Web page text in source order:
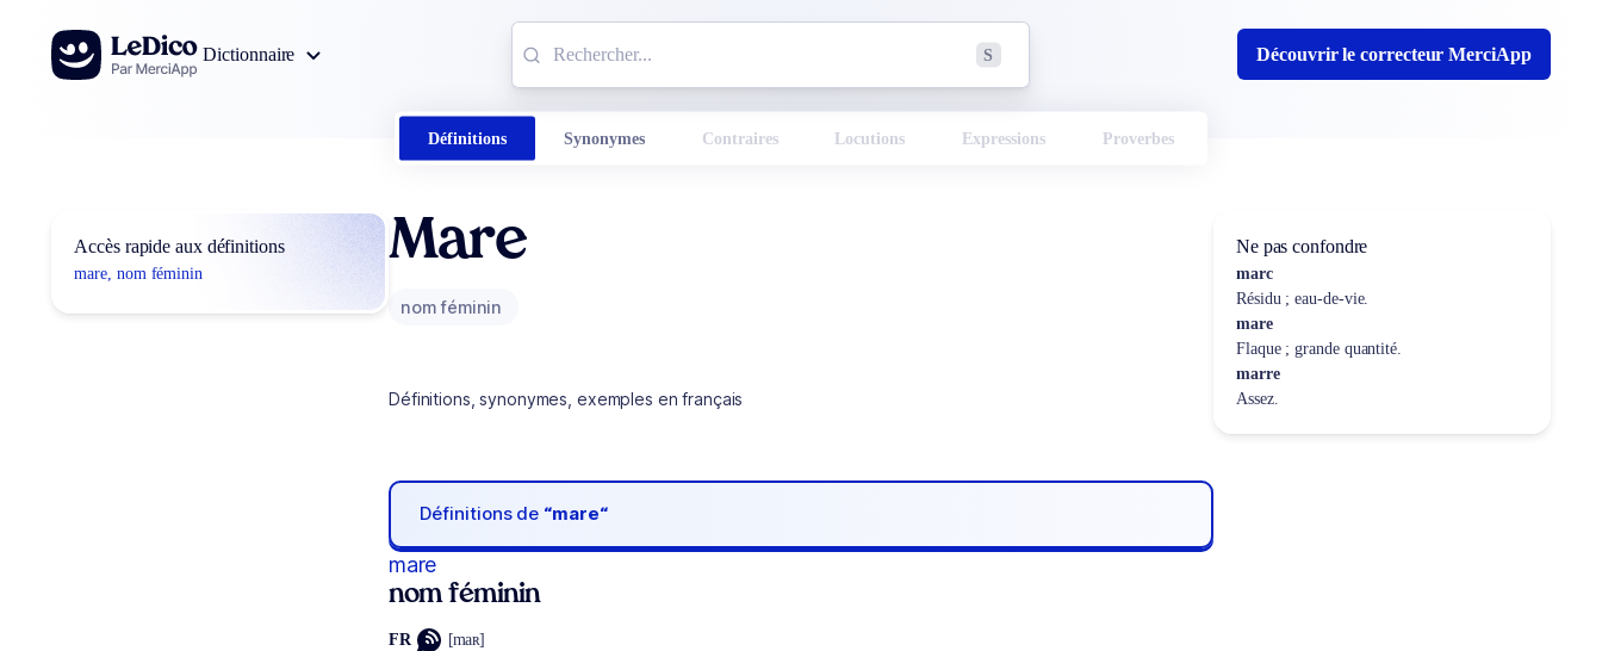
Aller au contenu
Dictionnaire
S Découvrir le correcteur MerciApp
Définitions Synonymes Contraires Locutions Expressions Proverbes
Accès rapide aux définitions
mare, nom féminin
Mare
nom féminin
Définitions, synonymes, exemples en français
Définitions de “mare“
mare
nom féminin
FR [maʀ]
Ne pas confondre
marc
Résidu ; eau-de-vie.
mare
Flaque ; grande quantité.
marre
Assez.